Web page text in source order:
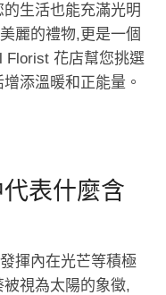
生活也能充滿光明
麗的禮物,更是一個
Florist 花店幫您挑選
添溫暖和正能量。
表什麼含
揮內在光芒等積極
視為太陽的象徵,